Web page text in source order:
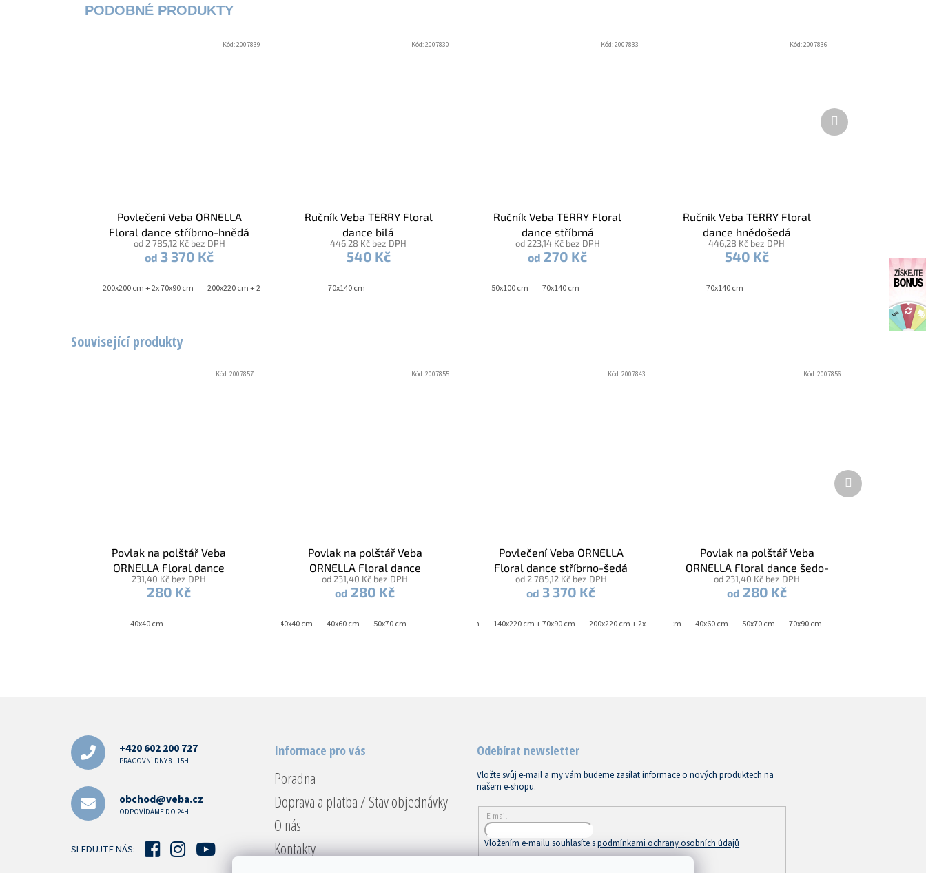
Související produkty
Povlak na polštář Veba
ORNELLA Floral dance
bavlněný satén šedá
231,40 Kč bez DPH
280 Kč
40x40 cm
Kód:2007857
Povlak na polštář Veba
ORNELLA Floral dance
stříbrno-šedá
od 231,40 Kč bez DPH
od 280 Kč
40x40 cm 40x60 cm 50x70 cm
Kód:2007855
Povlečení Veba ORNELLA
Floral dance stříbrno-šedá
od 2 785,12 Kč bez DPH
od 3 370 Kč
140x200 cm + 70x90 cm 140x220 cm + 70x90 cm 200x220 cm + 2x 70x90 cm
Kód:2007843
Povlak na polštář Veba
ORNELLA Floral dance šedo-
stříbrná
od 231,40 Kč bez DPH
od 280 Kč
40x40 cm 40x60 cm 50x70 cm 70x90 cm
Kód:2007856
Další
produkt
Povlečení Veba ORNELLA
Floral dance stříbrno-hnědá
od 2 785,12 Kč bez DPH
od 3 370 Kč
200x200 cm + 2x 70x90 cm 200x220 cm + 2x 70x90 cm 240x220 cm + 2x 70x90 cm
Kód:2007839
Ručník Veba TERRY Floral
dance bílá
446,28 Kč bez DPH
540 Kč
70x140 cm
Kód:2007830
Ručník Veba TERRY Floral
dance stříbrná
od 223,14 Kč bez DPH
od 270 Kč
50x100 cm 70x140 cm
Kód:2007833
Ručník Veba TERRY Floral
dance hnědošedá
446,28 Kč bez DPH
540 Kč
70x140 cm
Kód:2007836
Další
produkt
+420 602 200 727
PRACOVNÍ DNY 8 - 15H
obchod@veba.cz
ODPOVÍDÁME DO 24H
SLEDUJTE NÁS:
Informace pro vás
Poradna
Doprava a platba / Stav objednávky
O nás
Kontakty
Odebírat newsletter
Vložte svůj e-mail a my vám budeme zasílat informace o nových produktech na
našem e-shopu.
E-mail
Vložením e-mailu souhlasíte spodmínkami ochrany osobních údajů